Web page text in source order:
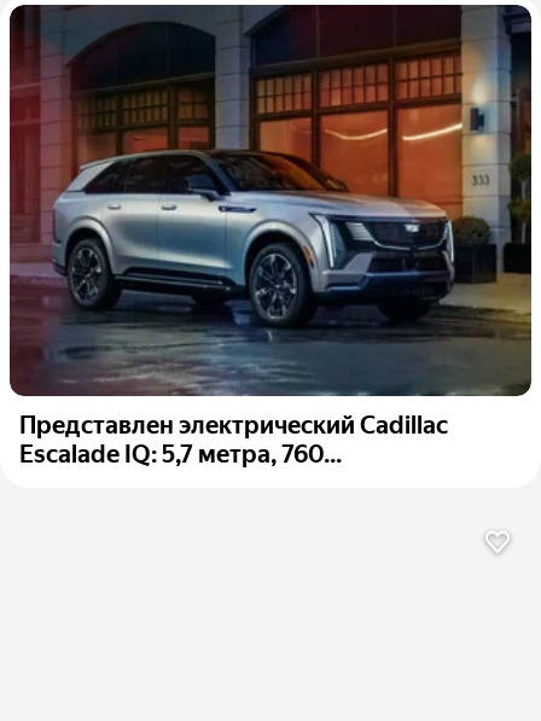
Представлен электрический Cadillac
Escalade IQ: 5,7 метра, 760...